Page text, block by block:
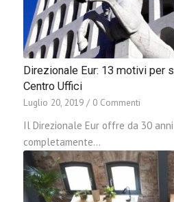
Direzionale Eur: 13 motivi per
Centro Uffici
Luglio 20, 2019 / 0 Commenti
Il Direzionale Eur offre da 30
completamente…